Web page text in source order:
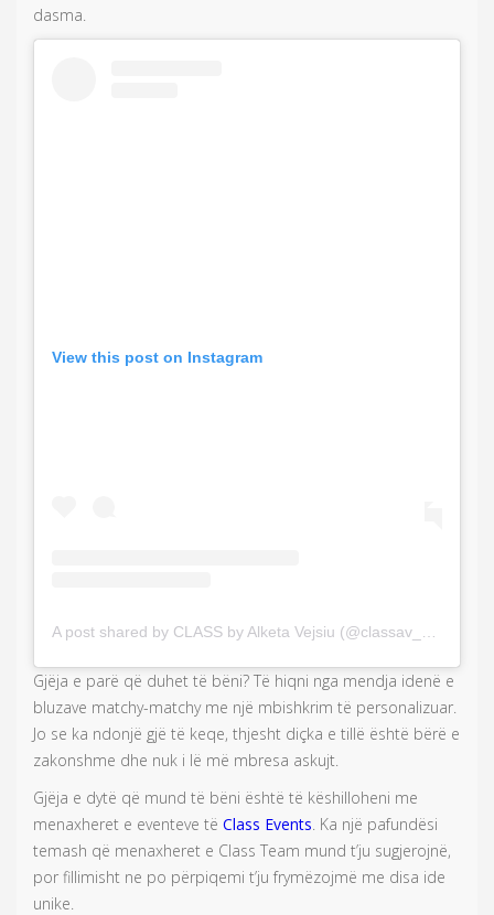
dasma.
View this post on Instagram
Gjëja e parë që duhet të bëni? Të hiqni nga mendja idenë e
bluzave matchy-matchy me një mbishkrim të personalizuar.
Jo se ka ndonjë gjë të keqe, thjesht diçka e tillë është bërë e
zakonshme dhe nuk i lë më mbresa askujt.
Gjëja e dytë që mund të bëni është të këshilloheni me
menaxheret e eventeve të Class Events. Ka një pafundësi
temash që menaxheret e Class Team mund t’ju sugjerojnë,
por fillimisht ne po përpiqemi t’ju frymëzojmë me disa ide
unike.